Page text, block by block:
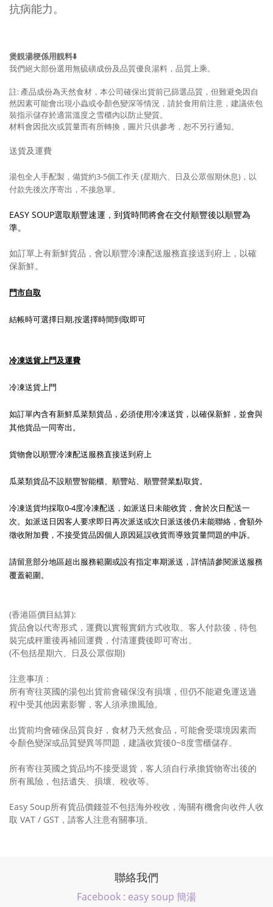
抗病能力。
煲靚湯梗係用靚料⬇️
我們絕大部份選用無硫磺成份及品質優良湯料，品質上乘。
註: 產品成份為天然食材，本公司確保出貨前已篩選品質，但難避免因自
然因素可能會出現小蟲或令顏色變深等情況，請於食用前注意，建議依包
裝指示儲存於適當溫度之雪櫃內以防止變質。
材料會因批次或質量而有所轉換，圖片只供參考， 恕不另行通知。
送貨及運費
湯包全人手配製，備貨約3-5個工作天 (星期六、日及公眾假期休息)，以
付款先後次序寄出，不接急單。
EASY SOUP選取順豐速運，到貨時間將會在交付順豐後以順豐為
準。
如訂單上有新鮮貨品，會以順豐冷凍配送服務直接送到府上，以確
保新鮮。
門市自取
結帳時可選擇日期,按選擇時間到取即可
冷凍送貨上門及運費
冷凍送貨上門
如訂單內含有新鮮瓜菜類貨品，必須使用冷凍送貨，以確保新鮮，並會與
其他貨品一同寄出。
貨物會以順豐冷凍配送服務直接送到府上
瓜菜類貨品不設順豐智能櫃、順豐站、順豐營業點取貨。
冷凍送貨均採取0-4度冷凍配送，如派送日未能收貨，會於次日配送一
次。如派送日因客人要求即日再次派送或次日派送後仍未能聯絡，會額外
徵收附加費，不接受貨品因個人原因延誤收貨而導致質量問題的申訴。
請留意部分地區超出服務範圍或設有指定車期派送，詳情請參閱派送服務
覆蓋範圍。
(香港區價目結算):
貨品會以代寄形式，運費以實報實銷方式收取。客人付款後，待包
裝完成秤重後再補回運費，付清運費後即可寄出。
(不包括星期六、日及公眾假期)
注意事項：
所有寄往英國的湯包出貨前會確保沒有損壞，但仍不能避免運送過
程中受其他因素影響，客人須承擔風險。
出貨前均會確保品質良好，食材乃天然食品，可能會受環境因素而
令顏色變深或品質變異等問題，建議收貨後0~8度雪櫃儲存。
所有寄往英國之貨品均不接受退貨，客人須自行承擔貨物寄出後的
所有風險，包括遺失、損壞、稅收等。
Easy Soup所有貨品價錢並不包括海外稅收，海關有機會向收件人收
取 VAT / GST，請客人注意有關事項。
聯絡我們
Facebook : easy soup 簡湯